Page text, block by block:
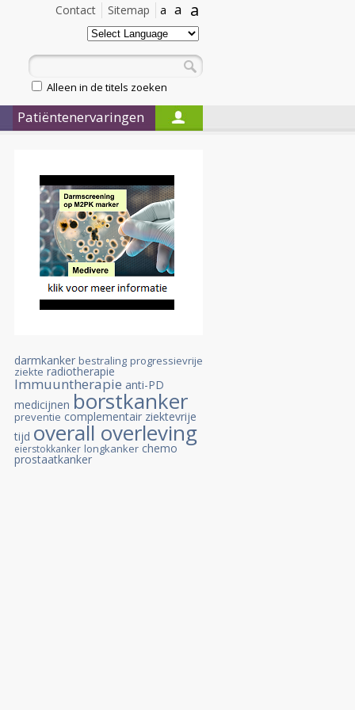
a
a
a
Sitemap
Contact
Alleen in de titels zoeken
Patiëntenervaringen
darmkanker bestraling progressievrije
ziekte radiotherapie
Immuuntherapie anti-PD
medicijnen borstkanker
preventie complementair ziektevrije
tijd overall overleving
eierstokkanker longkanker chemo
prostaatkanker